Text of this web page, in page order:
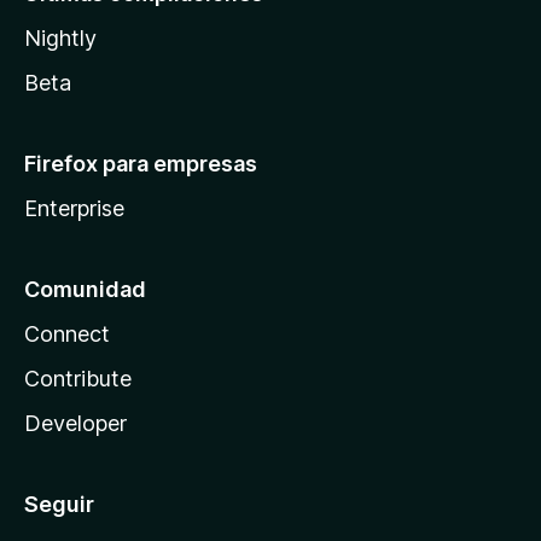
Nightly
Beta
Firefox para empresas
Enterprise
Comunidad
Connect
Contribute
Developer
Seguir